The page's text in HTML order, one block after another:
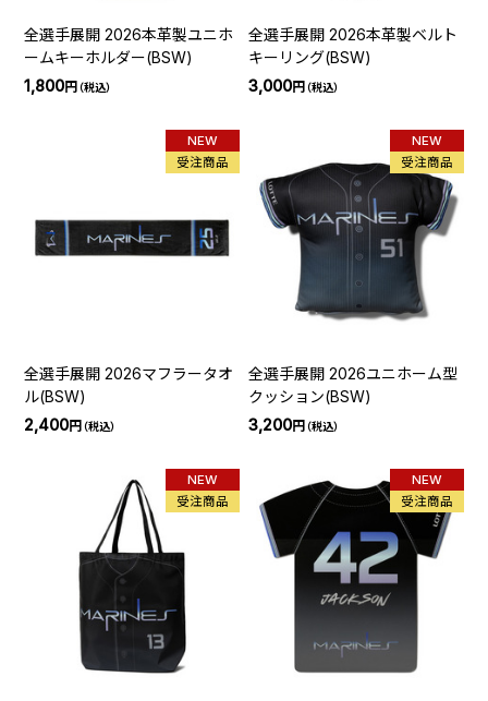
全選手展開 2026本革製ユニホ
ームキーホルダー(BSW)
1,800円（税込）
全選手展開 2026本革製ベルト
キーリング(BSW)
3,000円（税込）
NEW
受注商品
全選手展開 2026マフラータオ
ル(BSW)
2,400円（税込）
NEW
受注商品
全選手展開 2026ユニホーム型
クッション(BSW)
3,200円（税込）
NEW
受注商品
NEW
受注商品